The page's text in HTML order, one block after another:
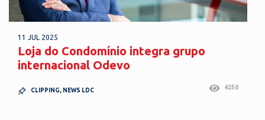
11 JUL 2025
Loja do Condomínio integra grupo
internacional Odevo
CLIPPING, NEWS LDC 4250